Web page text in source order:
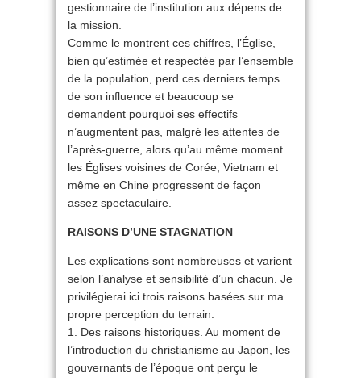
gestionnaire de l’institution aux dépens de
la mission.
Comme le montrent ces chiffres, l’Église,
bien qu’estimée et respectée par l’ensemble
de la population, perd ces derniers temps
de son influence et beaucoup se
demandent pourquoi ses effectifs
n’augmentent pas, malgré les attentes de
l’après-guerre, alors qu’au même moment
les Églises voisines de Corée, Vietnam et
même en Chine progressent de façon
assez spectaculaire.
RAISONS D’UNE STAGNATION
Les explications sont nombreuses et varient
selon l’analyse et sensibilité d’un chacun. Je
privilégierai ici trois raisons basées sur ma
propre perception du terrain.
1. Des raisons historiques. Au moment de
l’introduction du christianisme au Japon, les
gouvernants de l’époque ont perçu le